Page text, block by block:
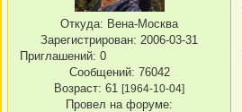
Откуда: Вена-Москва
Зарегистрирован: 2006-03-31
Приглашений: 0
Сообщений: 76042
Возраст: 61 [1964-10-04]
Провел на форуме: